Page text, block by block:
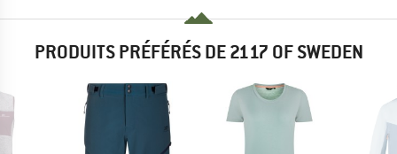
PRODUITS PRÉFÉRÉS DE 2117 OF SWEDEN